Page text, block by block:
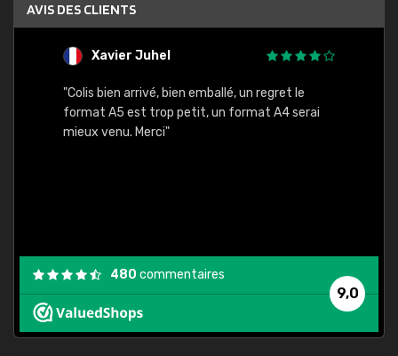
AVIS DES CLIENTS
Xavier Juhel
"Colis bien arrivé, bien emballé, un regret le
format A5 est trop petit, un format A4 serai
mieux venu. Merci"
9,0
480 commentaires